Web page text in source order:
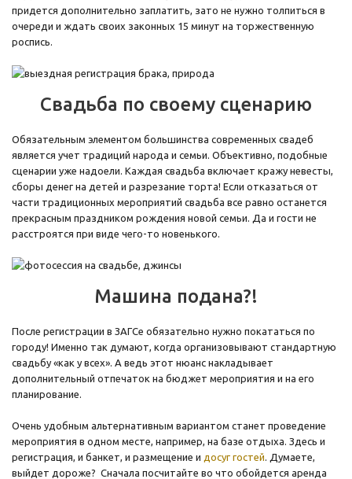
придется дополнительно заплатить, зато не нужно толпиться в
очереди и ждать своих законных 15 минут на торжественную
роспись.
Свадьба по своему сценарию
Обязательным элементом большинства современных свадеб
является учет традиций народа и семьи. Объективно, подобные
сценарии уже надоели. Каждая свадьба включает кражу невесты,
сборы денег на детей и разрезание торта! Если отказаться от
части традиционных мероприятий свадьба все равно останется
прекрасным праздником рождения новой семьи. Да и гости не
расстроятся при виде чего-то новенького.
Машина подана?!
После регистрации в ЗАГСе обязательно нужно покататься по
городу! Именно так думают, когда организовывают стандартную
свадьбу «как у всех». А ведь этот нюанс накладывает
дополнительный отпечаток на бюджет мероприятия и на его
планирование.
Очень удобным альтернативным вариантом станет проведение
мероприятия в одном месте, например, на базе отдыха. Здесь и
регистрация, и банкет, и размещение и досуг гостей. Думаете,
выйдет дороже? Сначала посчитайте во что обойдется аренда